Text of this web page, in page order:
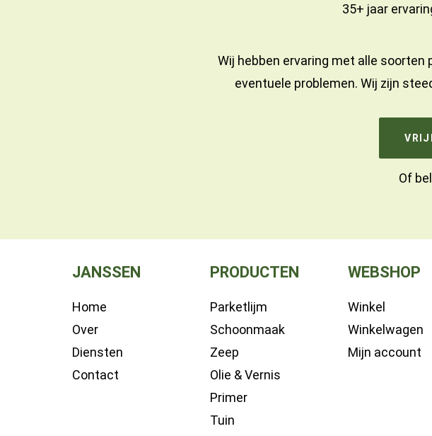
35+ jaar
Wij hebben ervaring met alle soorten
eventuele problemen. Wij zijn
Of
JANSSEN
Home
Over
Diensten
Contact
PRODUCTEN
Parketlijm
Schoonmaak
Zeep
Olie & Vernis
Primer
Tuin
WEBSHOP
Winkel
Winkelwagen
Mijn account